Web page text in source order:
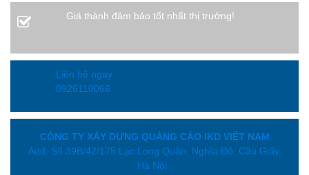
Giá thành đảm bảo tốt nhất thị trường!
Liên hệ ngay
0926110066
CÔNG TY XÂY DỰNG QUẢNG CÁO IKD VIỆT NAM
Add: Số 39B/42/175 Lạc Long Quân, Nghĩa Đô, Cầu Giấy,
Hà Nội .